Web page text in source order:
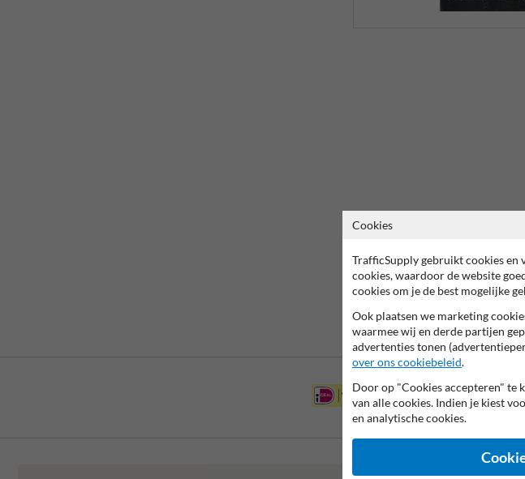
Cookies
TrafficSupply gebruikt cookies
cookies, waardoor de website
cookies om je de best mogelijke
Ook plaatsen we marketing
waarmee wij en derde partijen
advertenties tonen
over ons cookiebeleid.
Door op "Cookies accepteren" te
van alle cookies. Indien je kiest
en analytische cookies.